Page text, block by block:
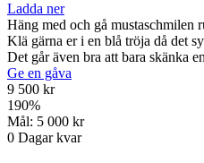
Ladda ner
Häng med och gå mustaschmilen
Klä gärna er i en blå tröja då det
Det går även bra att bara skänka
Ge en gåva
9 500 kr
190%
Mål: 5 000 kr
0 Dagar kvar